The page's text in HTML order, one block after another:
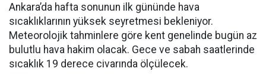
Ankara’da hafta sonunun ilk gününde hava
sıcaklıklarının yüksek seyretmesi bekleniyor.
Meteorolojik tahminlere göre kent genelinde bugün az
bulutlu hava hakim olacak. Gece ve sabah saatlerinde
sıcaklık 19 derece civarında ölçülecek.